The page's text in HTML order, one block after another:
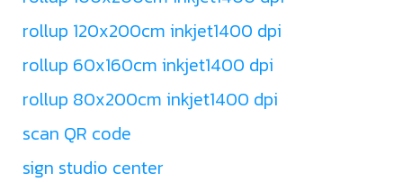
rollup 120x200cm inkjet1400 dpi
rollup 60x160cm inkjet1400 dpi
rollup 80x200cm inkjet1400 dpi
scan QR code
sign studio center